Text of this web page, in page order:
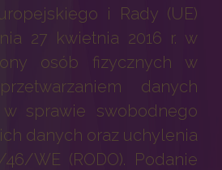
i Rady (UE)
27 kwietnia 2016 r. w
osób fizycznych w
danych
sprawie swobodnego
danych oraz uchylenia
WE (RODO). Podanie